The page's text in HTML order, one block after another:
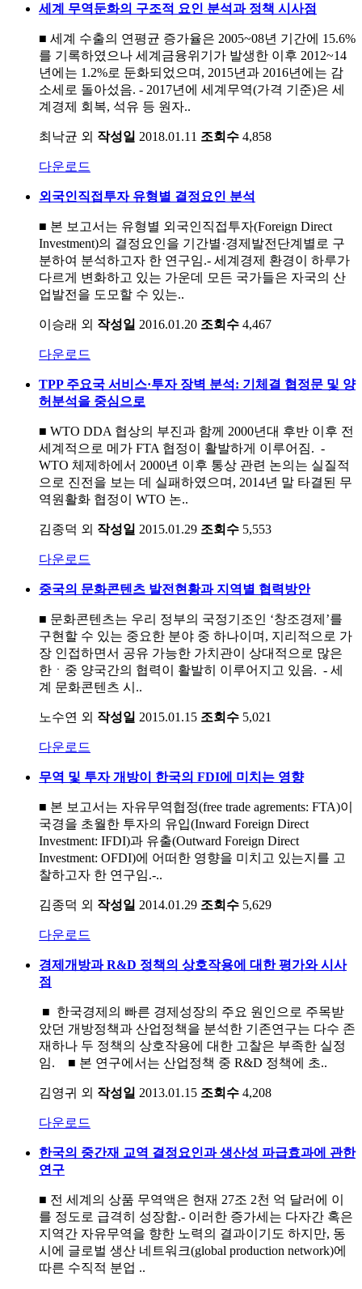
세계 무역둔화의 구조적 요인 분석과 정책 시사점
■ 세계 수출의 연평균 증가율은 2005~08년 기간에 15.6%
를 기록하였으나 세계금융위기가 발생한 이후 2012~14
년에는 1.2%로 둔화되었으며, 2015년과 2016년에는 감
소세로 돌아섰음. - 2017년에 세계무역(가격 기준)은 세
계경제 회복, 석유 등 원자..
최낙균 외 작성일 2018.01.11 조회수 4,858
다운로드
외국인직접투자 유형별 결정요인 분석
■ 본 보고서는 유형별 외국인직접투자(Foreign Direct
Investment)의 결정요인을 기간별·경제발전단계별로 구
분하여 분석하고자 한 연구임.- 세계경제 환경이 하루가
다르게 변화하고 있는 가운데 모든 국가들은 자국의 산
업발전을 도모할 수 있는..
이승래 외 작성일 2016.01.20 조회수 4,467
다운로드
TPP 주요국 서비스·투자 장벽 분석: 기체결 협정문 및 양
허분석을 중심으로
■ WTO DDA 협상의 부진과 함께 2000년대 후반 이후 전
세계적으로 메가 FTA 협정이 활발하게 이루어짐. -
WTO 체제하에서 2000년 이후 통상 관련 논의는 실질적
으로 진전을 보는 데 실패하였으며, 2014년 말 타결된 무
역원활화 협정이 WTO 논..
김종덕 외 작성일 2015.01.29 조회수 5,553
다운로드
중국의 문화콘텐츠 발전현황과 지역별 협력방안
■ 문화콘텐츠는 우리 정부의 국정기조인 ‘창조경제’를
구현할 수 있는 중요한 분야 중 하나이며, 지리적으로 가
장 인접하면서 공유 가능한 가치관이 상대적으로 많은
한ㆍ중 양국간의 협력이 활발히 이루어지고 있음. - 세
계 문화콘텐츠 시..
노수연 외 작성일 2015.01.15 조회수 5,021
다운로드
무역 및 투자 개방이 한국의 FDI에 미치는 영향
■ 본 보고서는 자유무역협정(free trade agrements: FTA)이
국경을 초월한 투자의 유입(Inward Foreign Direct
Investment: IFDI)과 유출(Outward Foreign Direct
Investment: OFDI)에 어떠한 영향을 미치고 있는지를 고
찰하고자 한 연구임.-..
김종덕 외 작성일 2014.01.29 조회수 5,629
다운로드
경제개방과 R&D 정책의 상호작용에 대한 평가와 시사
점
■ 한국경제의 빠른 경제성장의 주요 원인으로 주목받
았던 개방정책과 산업정책을 분석한 기존연구는 다수 존
재하나 두 정책의 상호작용에 대한 고찰은 부족한 실정
임. ■ 본 연구에서는 산업정책 중 R&D 정책에 초..
김영귀 외 작성일 2013.01.15 조회수 4,208
다운로드
한국의 중간재 교역 결정요인과 생산성 파급효과에 관한
연구
■ 전 세계의 상품 무역액은 현재 27조 2천 억 달러에 이
를 정도로 급격히 성장함.- 이러한 증가세는 다자간 혹은
지역간 자유무역을 향한 노력의 결과이기도 하지만, 동
시에 글로벌 생산 네트워크(global production network)에
따른 수직적 분업 ..